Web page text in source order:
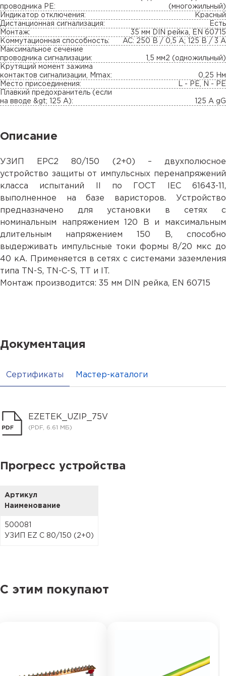
проводника PE:
(многожильный)
Индикатор отключения:
Красный
Дистанционная сигнализация:
Есть
Монтаж:
35 мм DIN рейка, EN 60715
Коммутационная способность:
AC: 250 В / 0,5 А; 125 В / 3 А
Максимальное сечение
проводника сигнализации:
1,5 мм2 (одножильный)
Крутящий момент зажима
контактов сигнализации, Mmax:
0,25 Нм
Место присоединения:
L - PE, N - PE
Плавкий предохранитель (если
на вводе &gt; 125 A):
125 A gG
Описание
УЗИП ЕРС2 80/150 (2+0) – двухполюсное
устройство защиты от импульсных перенапряжений
класса испытаний II по ГОСТ IEC 61643-11,
выполненное на базе варисторов. Устройство
предназначено для установки в сетях с
номинальным напряжением 120 В и максимальным
длительным напряжением 150 В, способно
выдерживать импульсные токи формы 8/20 мкс до
40 кА. Применяется в сетях с системами заземления
типа TN-S, TN-С-S, TT и IT.
Монтаж производится: 35 мм DIN рейка, EN 60715
Документация
Сертификаты Мастер-каталоги
EZETEK_UZIP_75V
(PDF, 6.61 МБ)
Прогресс устройства
Артикул
Наименование
500081
УЗИП EZ C 80/150 (2+0)
С этим покупают